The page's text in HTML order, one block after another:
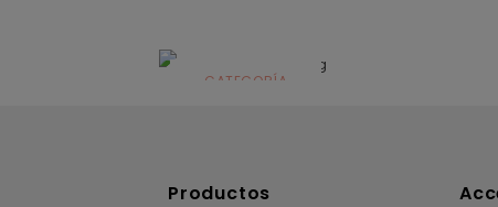
CATEGORÍA
Productos